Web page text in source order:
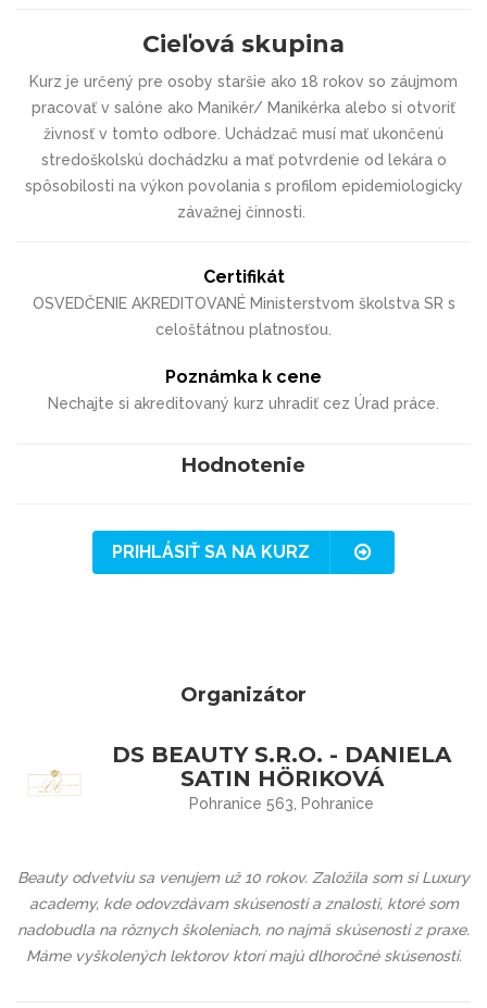
Cieľová skupina
Kurz je určený pre osoby staršie ako 18 rokov so záujmom
pracovať v salóne ako Manikér/ Manikérka alebo si otvoriť
živnosť v tomto odbore. Uchádzač musí mať ukončenú
stredoškolskú dochádzku a mať potvrdenie od lekára o
spôsobilosti na výkon povolania s profilom epidemiologicky
závažnej činnosti.
Certifikát
OSVEDČENIE AKREDITOVANÉ Ministerstvom školstva SR s
celoštátnou platnosťou.
Poznámka k cene
Nechajte si akreditovaný kurz uhradiť cez Úrad práce.
Hodnotenie
PRIHLÁSIŤ SA NA KURZ
Organizátor
DS BEAUTY S.R.O. - DANIELA
SATIN HÖRIKOVÁ
Pohranice 563, Pohranice
Beauty odvetviu sa venujem už 10 rokov. Založila som siLuxury
academy, kde odovzdávam skúsenosti a znalosti, ktoré som
nadobudla na rôznych školeniach, no najmä skúsenosti z praxe.
Máme vyškolených lektorov ktorí majú dlhoročné skúsenosti.